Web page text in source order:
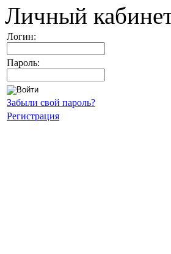
Личный
Логин:
Пароль:
Забыли свой пароль?
Регистрация